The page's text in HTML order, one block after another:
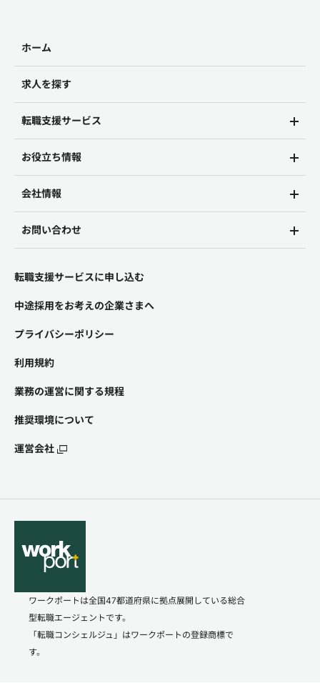
ホーム
求人を探す
転職支援サービス
お役立ち情報
会社情報
お問い合わせ
転職支援サービスに申し込む
中途採用をお考えの企業さまへ
プライバシーポリシー
利用規約
業務の運営に関する規程
推奨環境について
運営会社
ワークポートは全国47都道府県に拠点展開している総合
型転職エージェントです。
「転職コンシェルジュ」はワークポートの登録商標で
す。